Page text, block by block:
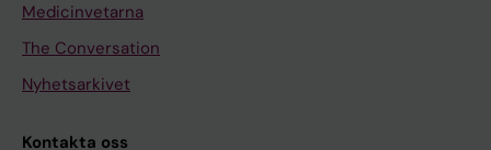
Medicinvetarna
The Conversation
Nyhetsarkivet
Kontakta oss